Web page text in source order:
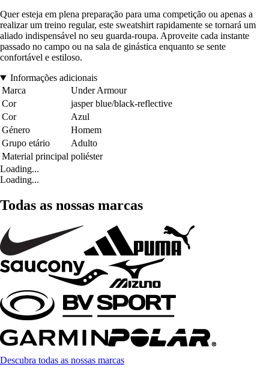
Quer esteja em plena preparação para uma competição ou apenas a
realizar um treino regular, este sweatshirt rapidamente se tornará um
aliado indispensável no seu guarda-roupa. Aproveite cada instante
passado no campo ou na sala de ginástica enquanto se sente
confortável e estiloso.
Informações adicionais
Marca
Under Armour
Cor
jasper blue/black-reflective
Cor
Azul
Género
Homem
Grupo etário
Adulto
Material principal poliéster
Loading...
Loading...
Todas as nossas marcas
Descubra todas as nossas marcas